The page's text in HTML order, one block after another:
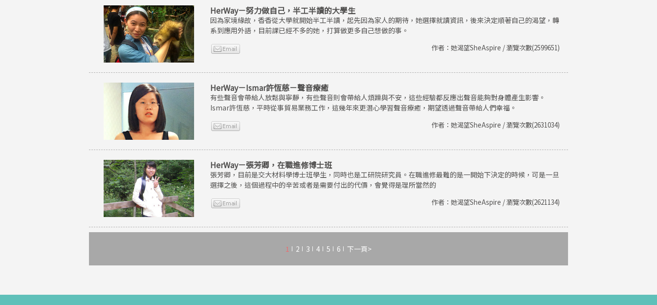
HerWay－努力做自己，半工半讀的大學生
因為家境緣故，香香從大學就開始半工半讀，起先因為家人的期待，她選擇就讀資訊，後來決定順著自己的渴望，轉
系到應用外語，目前課已經不多的她，打算做更多自己想做的事。
作者：她渴望SheAspire / 瀏覽次數(2599651)
HerWay－Ismar許恆慈－聲音療癒
有些聲音會帶給人放鬆與寧靜，有些聲音則會帶給人煩躁與不安，這些經驗都反應出聲音能夠對身體產生影響。
Ismar許恆慈，平時從事貿易業務工作，這幾年來更潛心學習聲音療癒，期望透過聲音帶給人們幸福。
作者：她渴望SheAspire / 瀏覽次數(2631034)
HerWay－張芳卿，在職進修博士班
張芳卿，目前是交大材料學博士班學生，同時也是工研院研究員。在職進修最難的是一開始下決定的時候，可是一旦
選擇之後，這個過程中的辛苦或者是需要付出的代價，會覺得是理所當然的
作者：她渴望SheAspire / 瀏覽次數(2621134)
1 2 3 4 5 6 下一頁>